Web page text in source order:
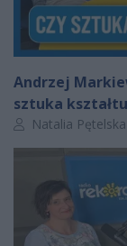
Andrzej
sztuka
Autor artykułu:
Natalia Pętelska